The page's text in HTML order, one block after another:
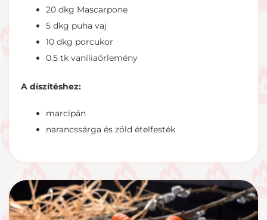
20 dkg Mascarpone
5 dkg puha vaj
10 dkg porcukor
0.5 tk vaníliaőrlemény
A díszítéshez:
marcipán
narancssárga és zöld ételfesték